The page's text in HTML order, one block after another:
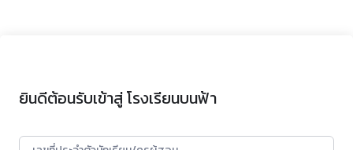
ยินดีต้อนรับเข้าสู่ โรงเรียนบนฟ้า